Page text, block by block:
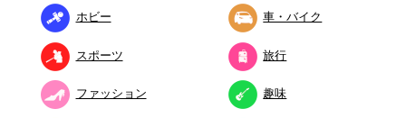
ホビー 車・バイク
スポーツ 旅行
ファッション 趣味